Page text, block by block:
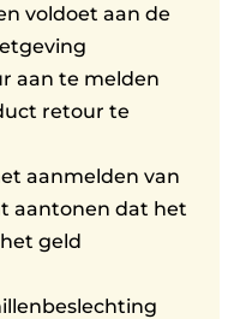
voldoet aan de
aan te melden
retour te
aanmelden van
aantonen dat het
geld